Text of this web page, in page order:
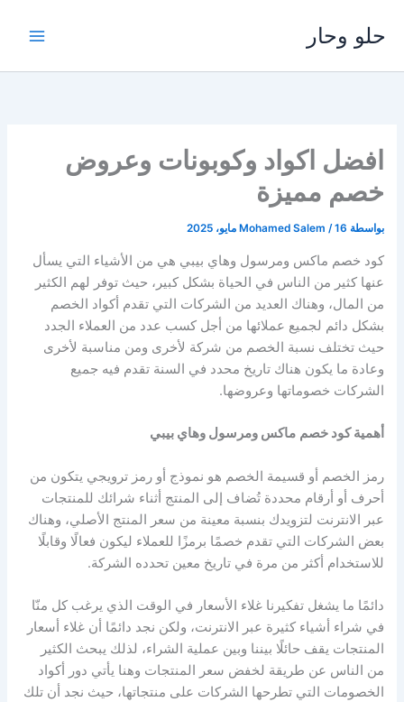
المحتوى
حلو وحار
افضل اكواد وكوبونات وعروض
خصم مميزة
بواسطة Mohamed Salem /16 مايو، 2025
كود خصم ماكس ومرسول وهاي بيبي هي من الأشياء التي يسأل
عنها كثير من الناس في الحياة بشكل كبير، حيث توفر لهم الكثير
من المال، وهناك العديد من الشركات التي تقدم أكواد الخصم
بشكل دائم لجميع عملائها من أجل كسب عدد من العملاء الجدد
حيث تختلف نسبة الخصم من شركة لأخرى ومن مناسبة لأخرى
وعادة ما يكون هناك تاريخ محدد في السنة تقدم فيه جميع
الشركات خصوماتها وعروضها.
أهمية كود خصم ماكس ومرسول وهاي بيبي
رمز الخصم أو قسيمة الخصم هو نموذج أو رمز ترويجي يتكون من
أحرف أو أرقام محددة تُضاف إلى المنتج أثناء شرائك للمنتجات
عبر الانترنت لتزويدك بنسبة معينة من سعر المنتج الأصلي، وهناك
بعض الشركات التي تقدم خصمًا برمزًا للعملاء ليكون فعالًا وقابلًا
للاستخدام أكثر من مرة في تاريخ معين تحدده الشركة.
دائمًا ما يشغل تفكيرنا غلاء الأسعار في الوقت الذي يرغب كل منّا
في شراء أشياء كثيرة عبر الانترنت، ولكن نجد دائمًا أن غلاء أسعار
المنتجات يقف حائلًا بيننا وبين عملية الشراء، لذلك يبحث الكثير
من الناس عن طريقة لخفض سعر المنتجات وهنا يأتي دور أكواد
الخصومات التي تطرحها الشركات على منتجاتها، حيث نجد أن تلك